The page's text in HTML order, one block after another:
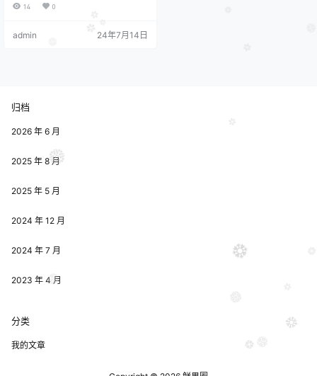
墙外马路上孩子们的欢笑，已经听
不见了；妻在屋里拍着闰儿⑴，迷
迷糊糊地哼着眠歌。我悄悄地披了
柳，和一些不知道名字的树。没有
月光的晚上…
14 0
admin 24年7月14日
归档
2026 年 6 月
2025 年 8 月
2025 年 5 月
2024 年 12 月
2024 年 7 月
2023 年 4 月
分类
我的文章